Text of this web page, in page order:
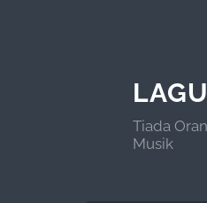
Tiada
Musik